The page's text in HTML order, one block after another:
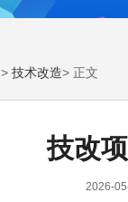
> 技术改造> 正文
技改
2026-